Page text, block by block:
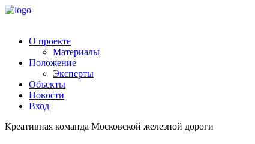
О проекте
Материалы
Положение
Эксперты
Объекты
Новости
Вход
Креативная команда Московской железной дороги